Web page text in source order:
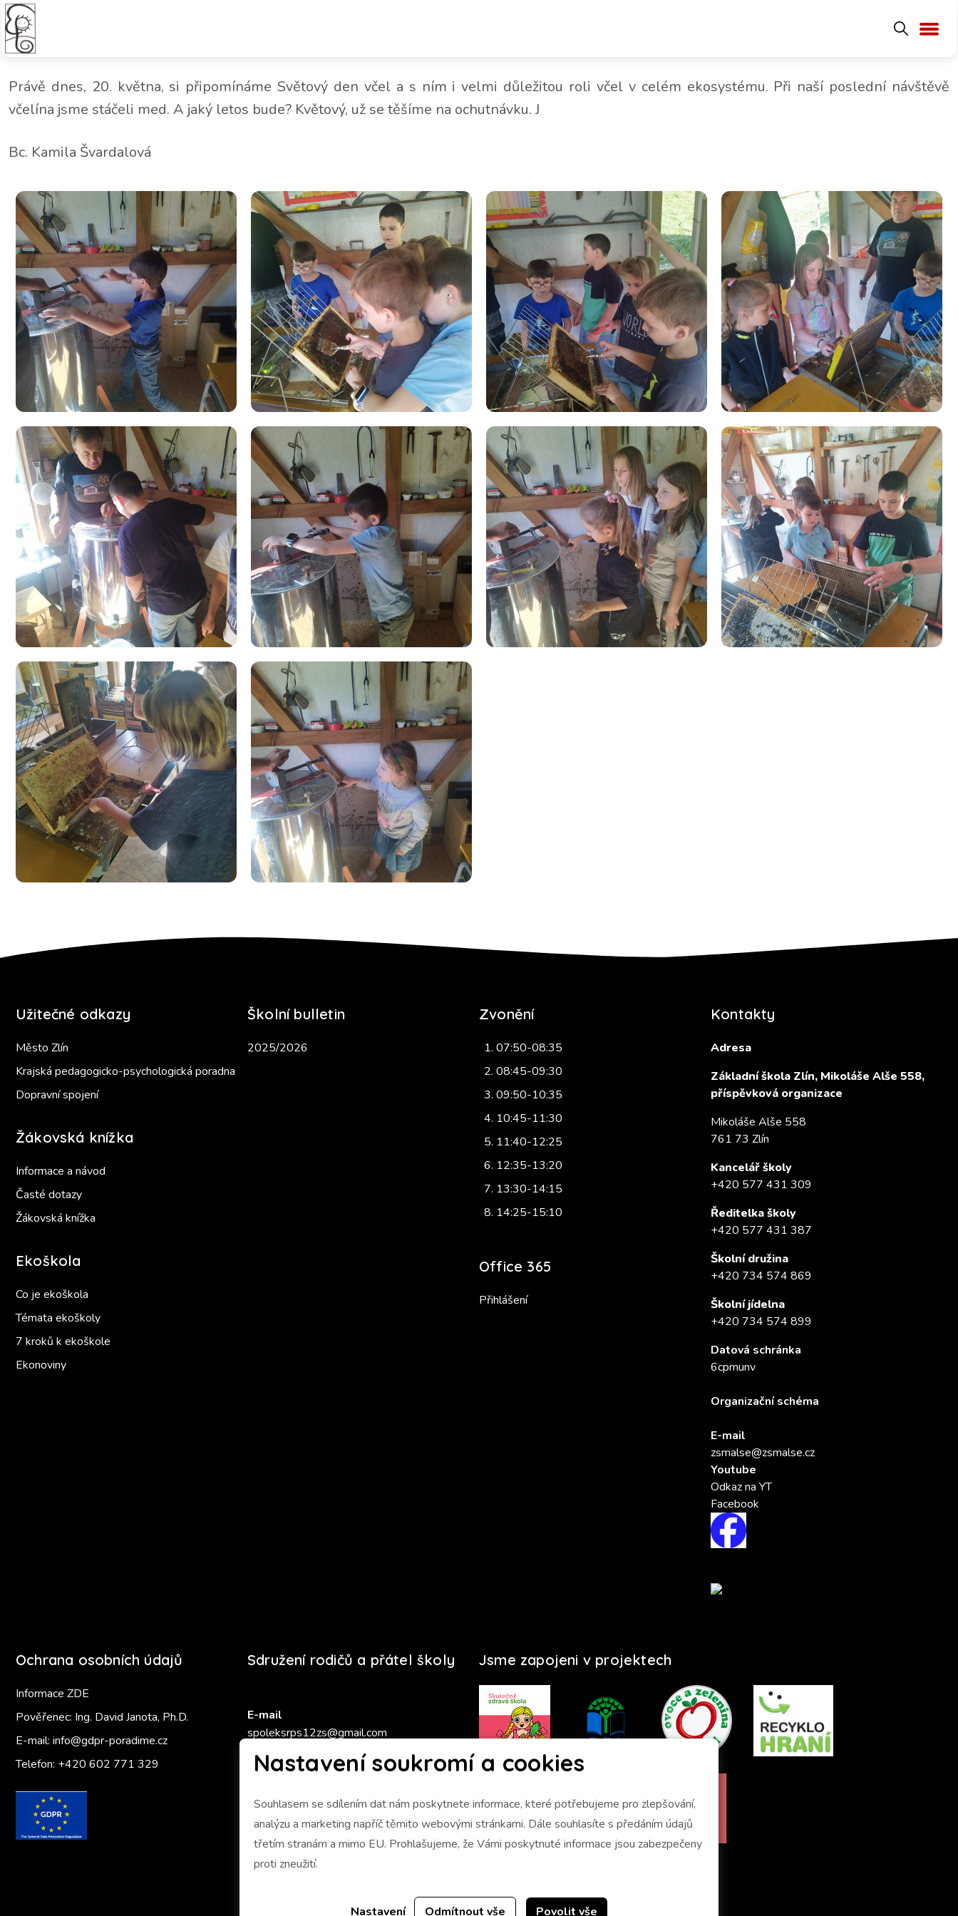
Nastavení soukromí a cookies
Souhlasem se sdílením dat nám poskytnete informace, které potřebujeme pro zlepšování,
analýzu a marketing napříč těmito webovými stránkami. Dále souhlasíte s předáním údajů
třetím stranám a mimo EU. Prohlašujeme, že Vámi poskytnuté informace jsou zabezpečeny
proti zneužití.
Nastavení Odmítnout vše Povolit vše
Vytáčení medu ve včelařském kroužku - z činnosti školní družiny
Právě dnes, 20. května, si připomínáme Světový den včel a s ním i velmi důležitou roli včel v celém ekosystému. Při naší poslední návštěvě
včelína jsme stáčeli med. A jaký letos bude? Květový, už se těšíme na ochutnávku. J
Bc. Kamila Švardalová
Užitečné odkazy
Město Zlín
Krajská pedagogicko-psychologická poradna
Dopravní spojení
Žákovská knížka
Informace a návod
Časté dotazy
Žákovská knížka
Ekoškola
Co je ekoškola
Témata ekoškoly
7 kroků k ekoškole
Ekonoviny
Školní bulletin
2025/2026
Zvonění
07:50-08:35
08:45-09:30
09:50-10:35
10:45-11:30
11:40-12:25
12:35-13:20
13:30-14:15
14:25-15:10
Office 365
Přihlášení
Kontakty
Adresa
Základní škola Zlín, Mikoláše Alše 558,
příspěvková organizace
Mikoláše Alše 558
761 73 Zlín
Kancelář školy
+420 577 431 309
Ředitelka školy
+420 577 431 387
Školní družina
+420 734 574 869
Školní jídelna
+420 734 574 899
Datová schránka
6cpmunv
Organizační schéma
E-mail
zsmalse@zsmalse.cz
Youtube
Odkaz na YT
Facebook
Ochrana osobních údajů
Informace ZDE
Pověřenec: Ing. David Janota, Ph.D.
E-mail: info@gdpr-poradime.cz
Telefon: +420 602 771 329
Sdružení rodičů a přátel školy
E-mail
spoleksrps12zs@gmail.com
Zlatý Ámos 2025/2026
Jsme zapojeni v projektech